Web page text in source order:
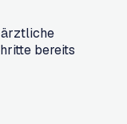
ärztliche
bereits